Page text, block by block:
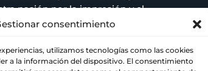
consentimiento
utilizamos tecnologías como las cookies
a la información del dispositivo. El consentimiento
pasión por la impresión y el
con la calidad nos han